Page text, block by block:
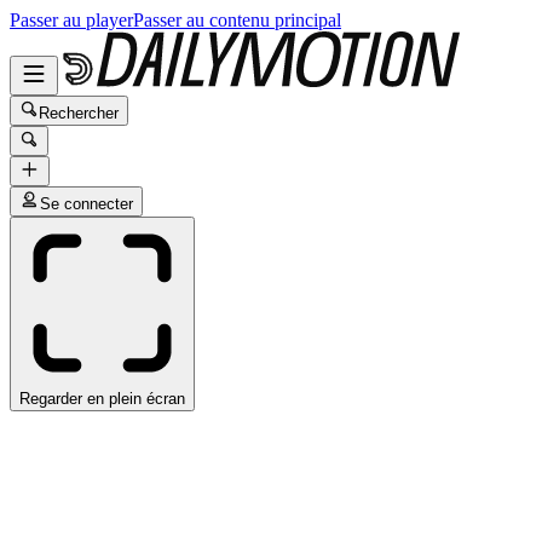
Passer au playerPasser au contenu principal
Rechercher
Se connecter
Regarder en plein écran